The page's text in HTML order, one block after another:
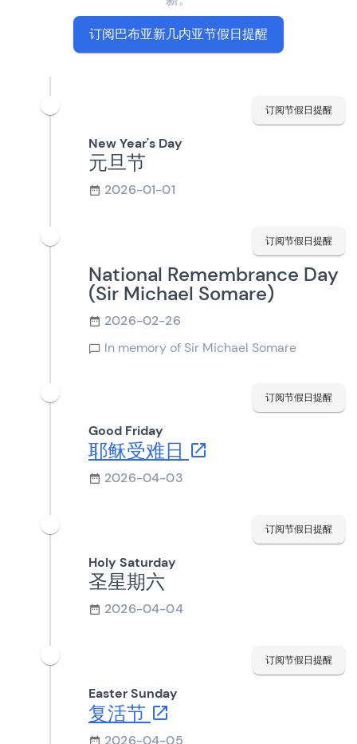
订阅巴布亚新几内亚节假日提醒
订阅节假日提醒
New Year's Day
元旦节
2026-01-01
订阅节假日提醒
National Remembrance Day
(Sir Michael Somare)
2026-02-26
In memory of Sir Michael Somare
订阅节假日提醒
Good Friday
耶稣受难日
2026-04-03
订阅节假日提醒
Holy Saturday
圣星期六
2026-04-04
订阅节假日提醒
Easter Sunday
复活节
2026-04-05